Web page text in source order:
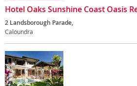
Hotel Oaks Sunshine Coast Oasis
2 Landsborough Parade,
Caloundra